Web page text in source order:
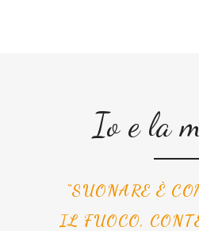
Io e la
“SUONARE È
IL FUOCO,